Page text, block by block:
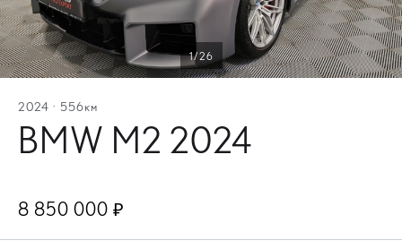
1/26
2024 · 556км
BMW M2 2024
8 850 000 ₽